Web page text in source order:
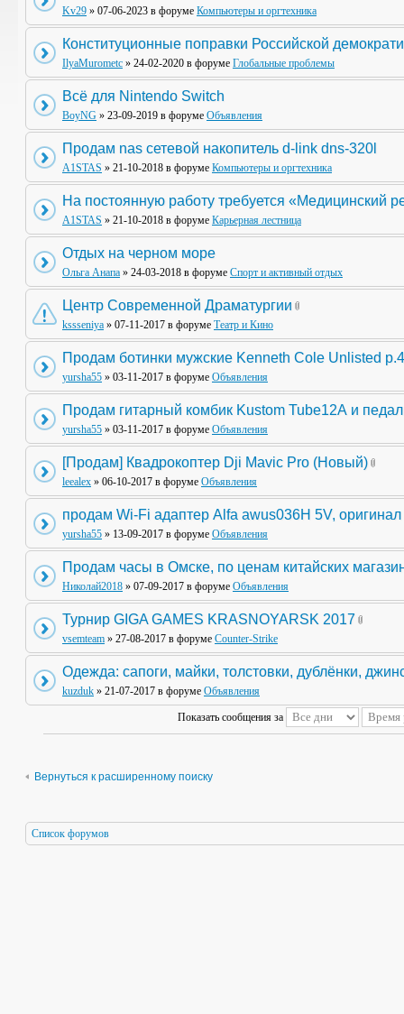
Kv29 » 07-06-2023 в форуме Компьютеры и оргтехника
Конституционные поправки Российской
IlyaMurometc » 24-02-2020 в форуме Глобальные проблемы
Всё для Nintendo Switch
BoyNG » 23-09-2019 в форуме Объявления
Продам nas сетевой накопитель d-link dns-320l
A1STAS » 21-10-2018 в форуме Компьютеры и оргтехника
На постоянную работу требуется «Медицинский
A1STAS » 21-10-2018 в форуме Карьерная лестница
Отдых на черном море
Ольга Анапа » 24-03-2018 в форуме Спорт и активный отдых
Центр Современной Драматургии
kssseniya » 07-11-2017 в форуме Театр и Кино
Продам ботинки мужские Kenneth Cole Unlisted
yursha55 » 03-11-2017 в форуме Объявления
Продам гитарный комбик Kustom Tube12А и
yursha55 » 03-11-2017 в форуме Объявления
[Продам] Квадрокоптер Dji Mavic Pro (Новый)
leealex » 06-10-2017 в форуме Объявления
продам Wi-Fi адаптер Alfa awus036H 5V, оригинал
yursha55 » 13-09-2017 в форуме Объявления
Продам часы в Омске, по ценам китайских
Николай2018 » 07-09-2017 в форуме Объявления
Турнир GIGA GAMES KRASNOYARSK 2017
vsemteam » 27-08-2017 в форуме Counter-Strike
Одежда: сапоги, майки, толстовки, дублёнки,
kuzduk » 21-07-2017 в форуме Объявления
Показать сообщения за
Вернуться к расширенному поиску
Список форумов